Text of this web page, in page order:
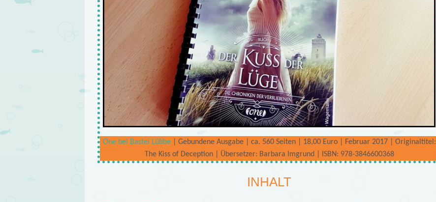
One bei Bastei Lübbe| Gebundene Ausgabe | ca. 560 Seiten | 18,00 Euro | Februar 2017 | Originaltitel:
The Kiss of Deception | Übersetzer: Barbara Imgrund | ISBN: 978-3846600368
INHALT